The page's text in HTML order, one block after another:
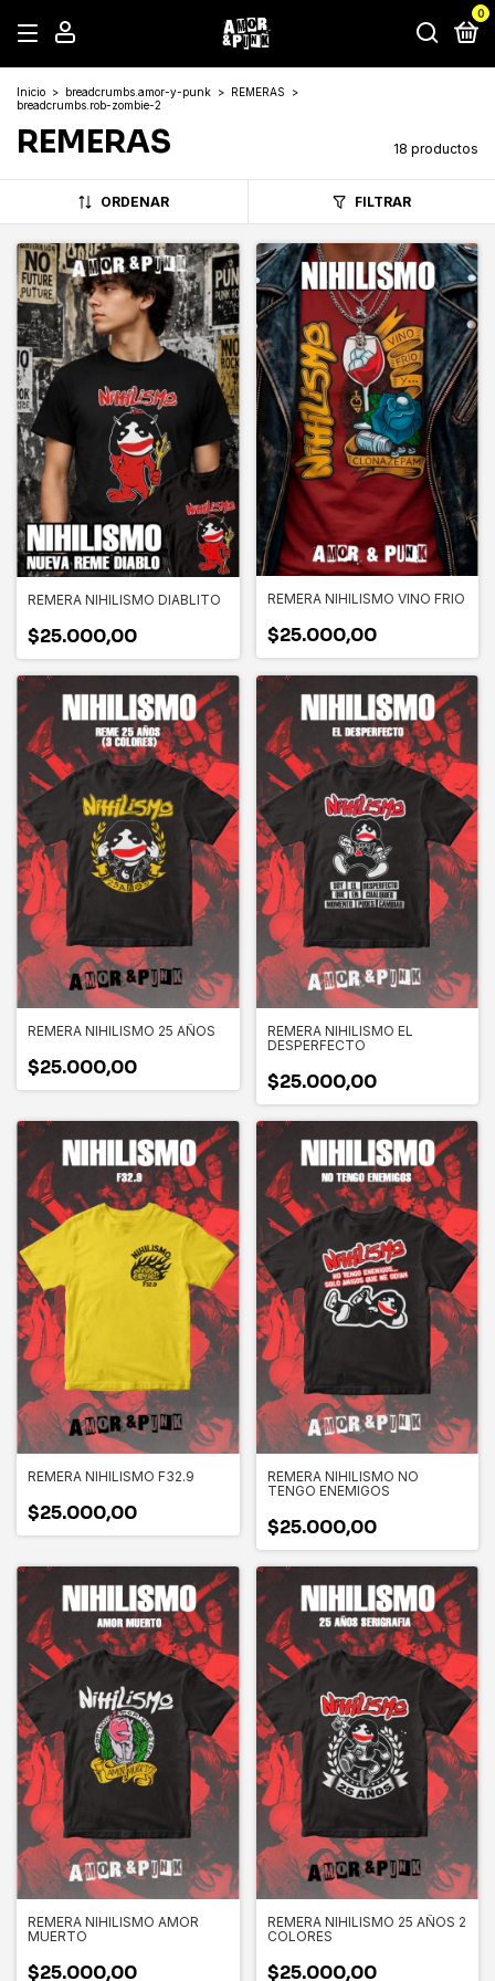
0
Inicio > breadcrumbs.amor-y-punk > REMERAS
>
breadcrumbs.rob-zombie-2
REMERAS 18 productos
ORDENAR FILTRAR
REMERA NIHILISMO DIABLITO
$25.000,00
REMERA NIHILISMO VINO FRIO
$25.000,00
REMERA NIHILISMO 25 AÑOS
$25.000,00
REMERA NIHILISMO EL
DESPERFECTO
$25.000,00
REMERA NIHILISMO F32.9
$25.000,00
REMERA NIHILISMO NO
TENGO ENEMIGOS
$25.000,00
REMERA NIHILISMO AMOR
MUERTO
$25.000,00
REMERA NIHILISMO 25 AÑOS 2
COLORES
$25.000,00